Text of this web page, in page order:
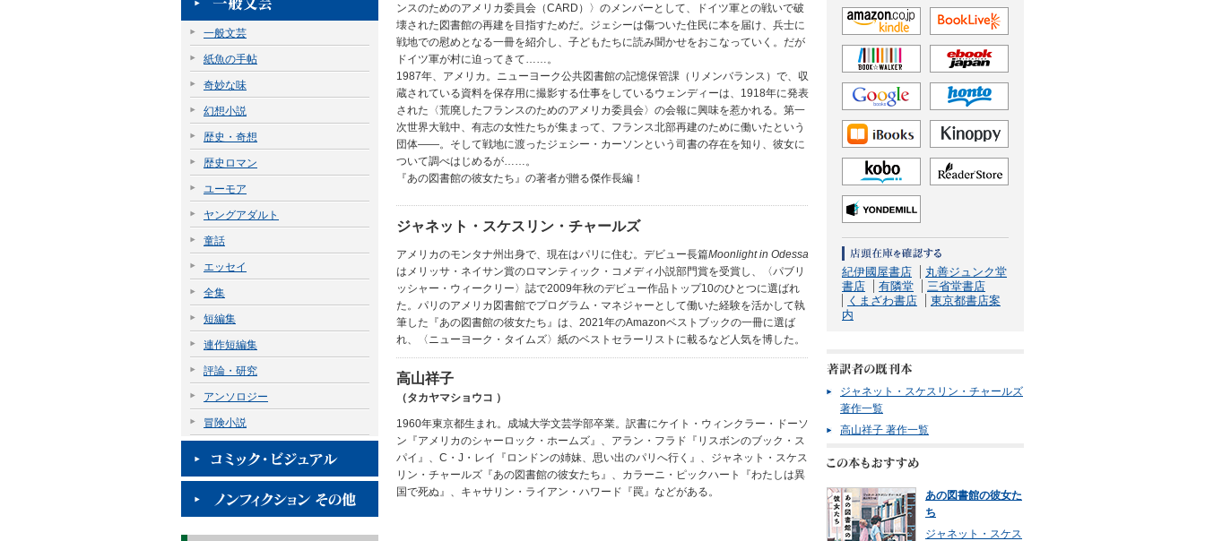
一般文芸
紙魚の手帖
奇妙な味
幻想小説
歴史・奇想
歴史ロマン
ユーモア
ヤングアダルト
童話
エッセイ
全集
短編集
連作短編集
評論・研究
アンソロジー
冒険小説
紀伊國屋書店
丸善ジュンク堂
書店
有隣堂
三省堂書店
くまざわ書店
東京都書店案
内
ジャネット・スケスリン・チャールズ
著作一覧
高山祥子 著作一覧
あの図書館の彼女た
ち
ジャネット・スケス
ンスのためのアメリカ委員会（CARD）〉のメンバーとして、ドイツ軍との戦いで破
壊された図書館の再建を目指すためだ。ジェシーは傷ついた住民に本を届け、兵士に
戦地での慰めとなる一冊を紹介し、子どもたちに読み聞かせをおこなっていく。だが
ドイツ軍が村に迫ってきて……。
1987年、アメリカ。ニューヨーク公共図書館の記憶保管課（リメンバランス）で、収
蔵されている資料を保存用に撮影する仕事をしているウェンディーは、1918年に発表
された〈荒廃したフランスのためのアメリカ委員会〉の会報に興味を惹かれる。第一
次世界大戦中、有志の女性たちが集まって、フランス北部再建のために働いたという
団体――。そして戦地に渡ったジェシー・カーソンという司書の存在を知り、彼女に
ついて調べはじめるが……。
『あの図書館の彼女たち』の著者が贈る傑作長編！
ジャネット・スケスリン・チャールズ
アメリカのモンタナ州出身で、現在はパリに住む。デビュー長篇Moonlight in Odessa
はメリッサ・ネイサン賞のロマンティック・コメディ小説部門賞を受賞し、〈パブリ
ッシャー・ウィークリー〉誌で2009年秋のデビュー作品トップ10のひとつに選ばれ
た。パリのアメリカ図書館でプログラム・マネジャーとして働いた経験を活かして執
筆した『あの図書館の彼女たち』は、2021年のAmazonベストブックの一冊に選ば
れ、〈ニューヨーク・タイムズ〉紙のベストセラーリストに載るなど人気を博した。
高山祥子
（タカヤマショウコ ）
1960年東京都生まれ。成城大学文芸学部卒業。訳書にケイト・ウィンクラー・ドーソ
ン『アメリカのシャーロック・ホームズ』、アラン・フラド『リスボンのブック・ス
パイ』、C・J・レイ『ロンドンの姉妹、思い出のパリへ行く』、ジャネット・スケス
リン・チャールズ『あの図書館の彼女たち』、カラーニ・ピックハート『わたしは異
国で死ぬ』、キャサリン・ライアン・ハワード『罠』などがある。